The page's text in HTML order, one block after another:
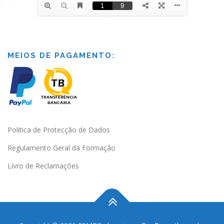
MEIOS DE PAGAMENTO:
Politica de Protecção de Dados
Regulamento Geral da Formação
Livro de Reclamações